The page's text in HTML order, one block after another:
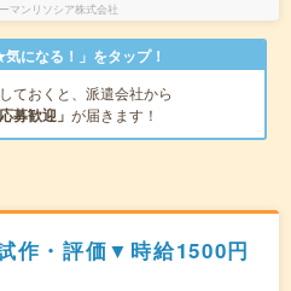
マンリソシア株式会社
になる！」をタップ！
ておくと、派遣会社から
応募歓迎」 が届きます！
作・評価▼時給1500円